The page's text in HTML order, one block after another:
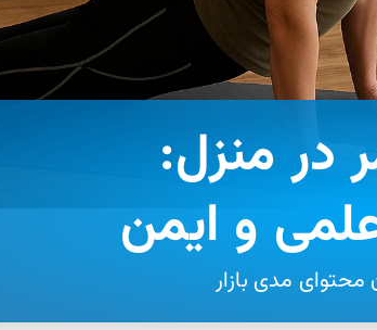
در منزل:
و ایمن
محتوای مدی بازار